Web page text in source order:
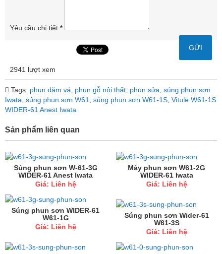
Yêu cầu chi tiết *
2941 lượt xem
Tags: phun dặm vá, phun gỗ nội thất, phun sửa, súng phun sơn
Iwata, súng phun sơn W61, súng phun sơn W61-1S, Vitule W61-1S
WIDER-61 Anest Iwata
Sản phẩm liên quan
Súng phun sơn W-61-3G
WIDER-61 Anest Iwata
Giá: Liên hệ
Máy phun sơn W61-2G
WIDER-61 Iwata
Giá: Liên hệ
Súng phun sơn WIDER-61
W61-1G
Giá: Liên hệ
Súng phun sơn Wider-61
W61-3S
Giá: Liên hệ